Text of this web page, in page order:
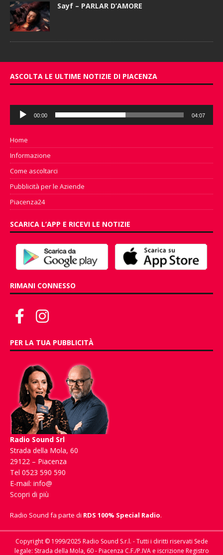
Sayf – PARLAR D’AMORE
ASCOLTA LE ULTIME NOTIZIE DI PIACENZA
Audio
Player
00:00 04:07
Home
Informazione
Come ascoltarci
Pubblicità per le Aziende
Piacenza24
SCARICA L’APP E RICEVI LE NOTIZIE
RIMANI CONNESSO
PER LA TUA PUBBLICITÀ
Radio Sound Srl
Strada della Mola, 60
29122 – Piacenza
Tel 0523 590 590
E-mail: info@
Scopri di più
Radio Sound fa parte di RDS 100% Special Radio.
Copyright © 1999/2025 Radio Sound S.r.l. - Tutti i diritti riservati Sede
legale: Strada della Mola, 60 - Piacenza C.F./P.IVA e iscrizione Registro